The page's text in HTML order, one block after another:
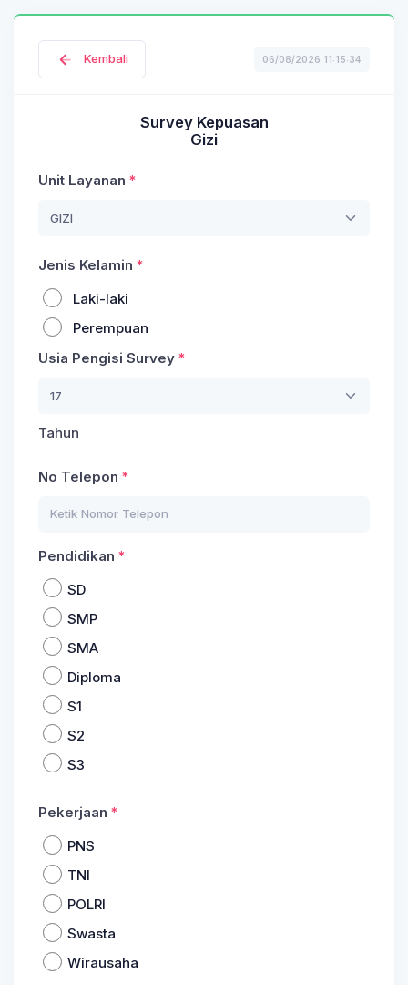
Kembali 06/08/2026 11:15:34
Survey Kepuasan
Gizi
Unit Layanan
GIZI
Jenis Kelamin
Laki-laki
Perempuan
Usia Pengisi Survey
17
Tahun
No Telepon
Pendidikan
SD
SMP
SMA
Diploma
S1
S2
S3
Pekerjaan
PNS
TNI
POLRI
Swasta
Wirausaha